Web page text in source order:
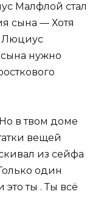
Малфлой стал
сына — Хотя
Люциус
нужно
в твом доме
вещей
из сейфа
один
ты . Ты всё